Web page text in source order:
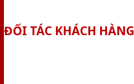
ĐỐI TÁC KHÁCH HÀNG